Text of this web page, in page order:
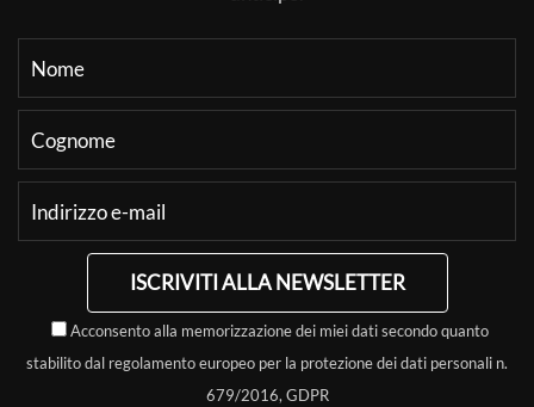
ISCRIVITI ALLA NEWSLETTER
Acconsento alla memorizzazione dei miei dati secondo quanto
stabilito dal regolamento europeo per la protezione dei dati personali n.
679/2016, GDPR